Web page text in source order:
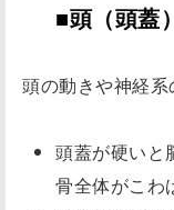
■頭（頭蓋
頭の動きや神経系
頭蓋が硬いと
骨全体がこわ